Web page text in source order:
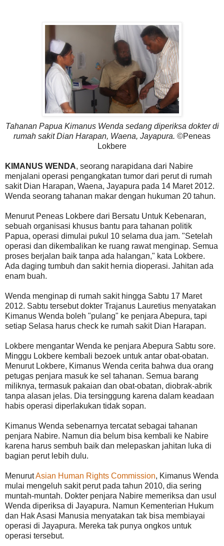
Tahanan Papua Kimanus Wenda sedang diperiksa dokter di
rumah sakit Dian Harapan, Waena, Jayapura. ©Peneas
Lokbere
KIMANUS WENDA, seorang narapidana dari Nabire
menjalani operasi pengangkatan tumor dari perut di rumah
sakit Dian Harapan, Waena, Jayapura pada 14 Maret 2012.
Wenda seorang tahanan makar dengan hukuman 20 tahun.
Menurut Peneas Lokbere dari Bersatu Untuk Kebenaran,
sebuah organisasi khusus bantu para tahanan politik
Papua, operasi dimulai pukul 10 selama dua jam. "Setelah
operasi dan dikembalikan ke ruang rawat menginap. Semua
proses berjalan baik tanpa ada halangan," kata Lokbere.
Ada daging tumbuh dan sakit hernia dioperasi. Jahitan ada
enam buah.
Wenda menginap di rumah sakit hingga Sabtu 17 Maret
2012. Sabtu tersebut dokter Trajanus Lauretius menyatakan
Kimanus Wenda boleh "pulang" ke penjara Abepura, tapi
setiap Selasa harus check ke rumah sakit Dian Harapan.
Lokbere mengantar Wenda ke penjara Abepura Sabtu sore.
Minggu Lokbere kembali bezoek untuk antar obat-obatan.
Menurut Lokbere, Kimanus Wenda cerita bahwa dua orang
petugas penjara masuk ke sel tahanan. Semua barang
miliknya, termasuk pakaian dan obat-obatan, diobrak-abrik
tanpa alasan jelas. Dia tersinggung karena dalam keadaan
habis operasi diperlakukan tidak sopan.
Kimanus Wenda sebenarnya tercatat sebagai tahanan
penjara Nabire. Namun dia belum bisa kembali ke Nabire
karena harus sembuh baik dan melepaskan jahitan luka di
bagian perut lebih dulu.
MenurutAsian Human Rights Commission, Kimanus Wenda
mulai mengeluh sakit perut pada tahun 2010, dia sering
muntah-muntah. Dokter penjara Nabire memeriksa dan usul
Wenda diperiksa di Jayapura. Namun Kementerian Hukum
dan Hak Asasi Manusia menyatakan tak bisa membiayai
operasi di Jayapura. Mereka tak punya ongkos untuk
operasi tersebut.